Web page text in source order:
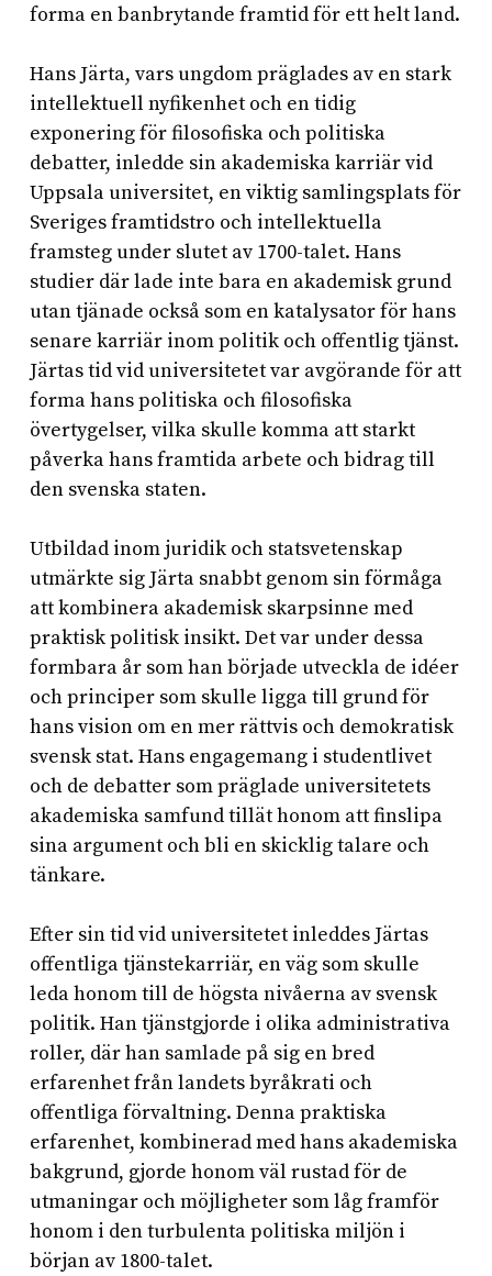
forma en banbrytande framtid för ett helt land.
Hans Järta, vars ungdom präglades av en stark
intellektuell nyfikenhet och en tidig
exponering för filosofiska och politiska
debatter, inledde sin akademiska karriär vid
Uppsala universitet, en viktig samlingsplats för
Sveriges framtidstro och intellektuella
framsteg under slutet av 1700-talet. Hans
studier där lade inte bara en akademisk grund
utan tjänade också som en katalysator för hans
senare karriär inom politik och offentlig tjänst.
Järtas tid vid universitetet var avgörande för att
forma hans politiska och filosofiska
övertygelser, vilka skulle komma att starkt
påverka hans framtida arbete och bidrag till
den svenska staten.
Utbildad inom juridik och statsvetenskap
utmärkte sig Järta snabbt genom sin förmåga
att kombinera akademisk skarpsinne med
praktisk politisk insikt. Det var under dessa
formbara år som han började utveckla de idéer
och principer som skulle ligga till grund för
hans vision om en mer rättvis och demokratisk
svensk stat. Hans engagemang i studentlivet
och de debatter som präglade universitetets
akademiska samfund tillät honom att finslipa
sina argument och bli en skicklig talare och
tänkare.
Efter sin tid vid universitetet inleddes Järtas
offentliga tjänstekarriär, en väg som skulle
leda honom till de högsta nivåerna av svensk
politik. Han tjänstgjorde i olika administrativa
roller, där han samlade på sig en bred
erfarenhet från landets byråkrati och
offentliga förvaltning. Denna praktiska
erfarenhet, kombinerad med hans akademiska
bakgrund, gjorde honom väl rustad för de
utmaningar och möjligheter som låg framför
honom i den turbulenta politiska miljön i
början av 1800-talet.